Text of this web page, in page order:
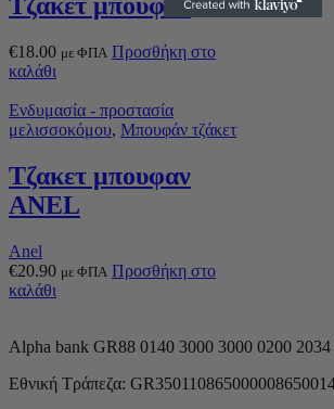
€18.00 με ΦΠΑ Προσθήκη στο
καλάθι
Ενδυμασία - προστασία
μελισσοκόμου, Μπουφάν τζάκετ
Τζακετ μπουφαν
ANEL
Anel
€20.90 με ΦΠΑ Προσθήκη στο
καλάθι
Alpha bank GR88 0140 3000 3000 0200 2034
Εθνική Τράπεζα: